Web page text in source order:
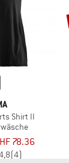
Shirt II
78.36
(4)